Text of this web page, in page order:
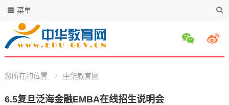
菜单
您所在的位置 中华教育网
6.5复旦泛海金融EMBA在线招生说明会